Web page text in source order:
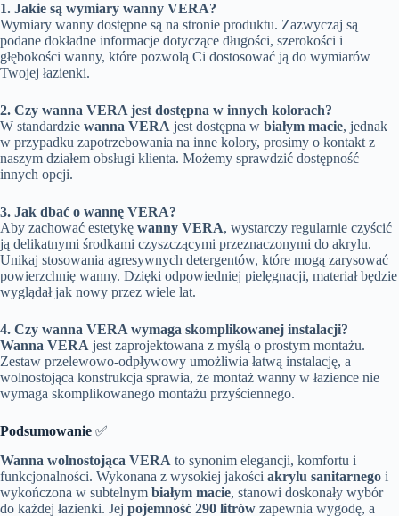
1. Jakie są wymiary wanny VERA?
Wymiary wanny dostępne są na stronie produktu. Zazwyczaj są
podane dokładne informacje dotyczące długości, szerokości i
głębokości wanny, które pozwolą Ci dostosować ją do wymiarów
Twojej łazienki.
2. Czy wanna VERA jest dostępna w innych kolorach?
W standardzie wanna VERA jest dostępna w białym macie, jednak
w przypadku zapotrzebowania na inne kolory, prosimy o kontakt z
naszym działem obsługi klienta. Możemy sprawdzić dostępność
innych opcji.
3. Jak dbać o wannę VERA?
Aby zachować estetykę wanny VERA, wystarczy regularnie czyścić
ją delikatnymi środkami czyszczącymi przeznaczonymi do akrylu.
Unikaj stosowania agresywnych detergentów, które mogą zarysować
powierzchnię wanny. Dzięki odpowiedniej pielęgnacji, materiał będzie
wyglądał jak nowy przez wiele lat.
4. Czy wanna VERA wymaga skomplikowanej instalacji?
Wanna VERA jest zaprojektowana z myślą o prostym montażu.
Zestaw przelewowo-odpływowy umożliwia łatwą instalację, a
wolnostojąca konstrukcja sprawia, że montaż wanny w łazience nie
wymaga skomplikowanego montażu przyściennego.
Podsumowanie ✅
Wanna wolnostojąca VERA to synonim elegancji, komfortu i
funkcjonalności. Wykonana z wysokiej jakości akrylu sanitarnego i
wykończona w subtelnym białym macie, stanowi doskonały wybór
do każdej łazienki. Jej pojemność 290 litrów zapewnia wygodę, a